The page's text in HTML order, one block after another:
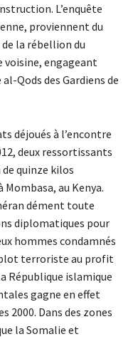
L’enquête
proviennent du
la rébellion du
voisine, engageant
Qods des Gardiens de
déjoués à l’encontre
deux ressortissants
quinze kilos
au Kenya.
dément toute
diplomatiques pour
hommes condamnés
terroriste au profit
République islamique
gagne en effet
2000. Dans des zones
la Somalie et